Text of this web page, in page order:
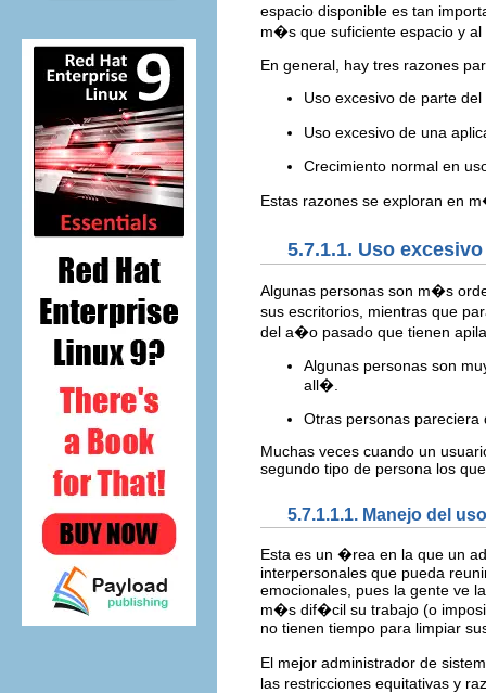
espacio disponible es tan
m�s que suficiente espacio y
En general, hay tres razones
Uso excesivo de parte del
Uso excesivo de una
Crecimiento normal en
Estas razones se exploran en
5.7.1.1. Uso
Algunas personas son m�s
sus escritorios, mientras que
del a�o pasado que tienen
Algunas personas son
all�.
Otras personas pareciera
Muchas veces cuando un
segundo tipo de persona los
5.7.1.1.1. Manejo del
Esta es un �rea en la que un
interpersonales que pueda
emocionales, pues la gente ve
m�s dif�cil su trabajo (o
no tienen tiempo para limpiar
El mejor administrador de
las restricciones equitativas y